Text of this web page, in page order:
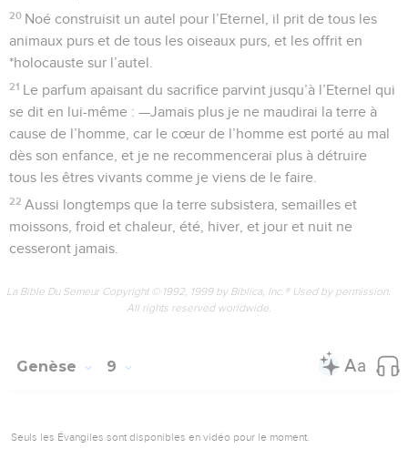
20 Noé construisit un autel pour l’Eternel, il prit de tous les
animaux purs et de tous les oiseaux purs, et les offrit en
*holocauste sur l’autel.
21 Le parfum apaisant du sacrifice parvint jusqu’à l’Eternel qui
se dit en lui-même : —Jamais plus je ne maudirai la terre à
cause de l’homme, car le cœur de l’homme est porté au mal
dès son enfance, et je ne recommencerai plus à détruire
tous les êtres vivants comme je viens de le faire.
22 Aussi longtemps que la terre subsistera, semailles et
moissons, froid et chaleur, été, hiver, et jour et nuit ne
cesseront jamais.
La Bible Du Semeur Copyright © 1992, 1999 by Biblica, Inc.® Used by permission.
All rights reserved worldwide.
Genèse 9
Seuls les Évangiles sont disponibles en vidéo pour le moment.